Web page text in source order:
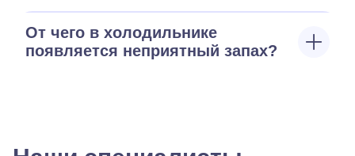
От чего в холодильнике
появляется неприятный запах?